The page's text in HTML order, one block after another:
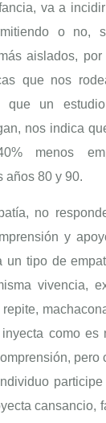
va a
o no,
aislados,
que nos
que un
nos indica
menos
años 80 y 90.
no
y
un tipo de
vivencia,
como es
pero
participe
cansancio,